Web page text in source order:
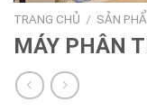
TRANG CHỦ / SẢN
MÁY PHÂN